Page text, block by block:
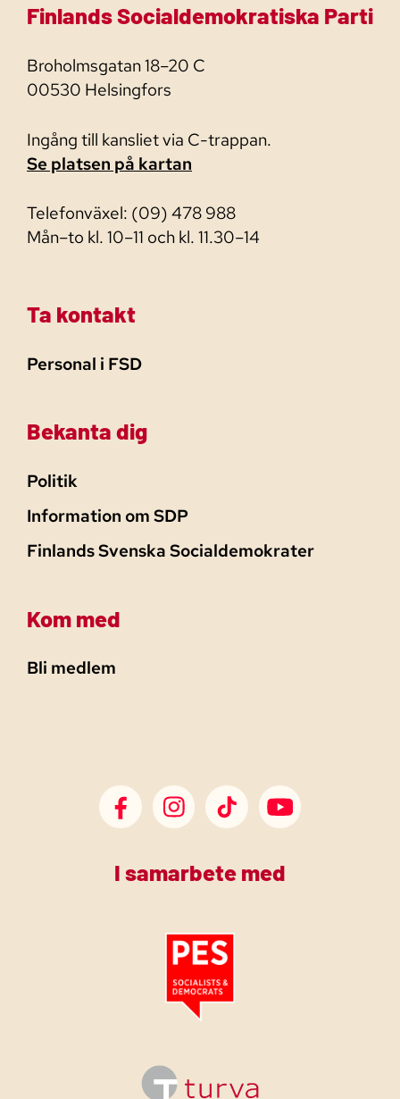
Finlands Socialdemokratiska Parti
Broholmsgatan 18–20 C
00530 Helsingfors
Ingång till kansliet via C-trappan.
Se platsen på kartan
Telefonväxel: (09) 478 988
Mån–to kl. 10–11 och kl. 11.30–14
Ta kontakt
Personal i FSD
Bekanta dig
Politik
Information om SDP
Finlands Svenska Socialdemokrater
Kom med
Bli medlem
SDP Facebook
SDP Instagram
SDP TikTokSDP Youtube
I samarbete med